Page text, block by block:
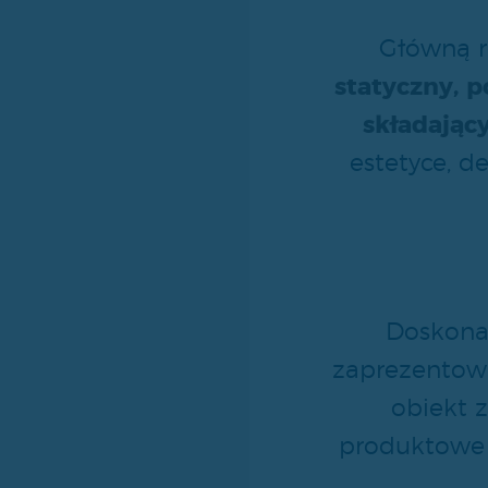
Główną
estetyce,
obiekt
produktowe